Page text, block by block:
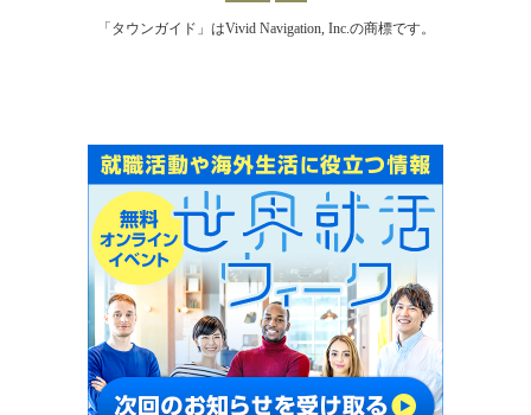
「タウンガイド」はVivid Navigation, Inc.の商標です。